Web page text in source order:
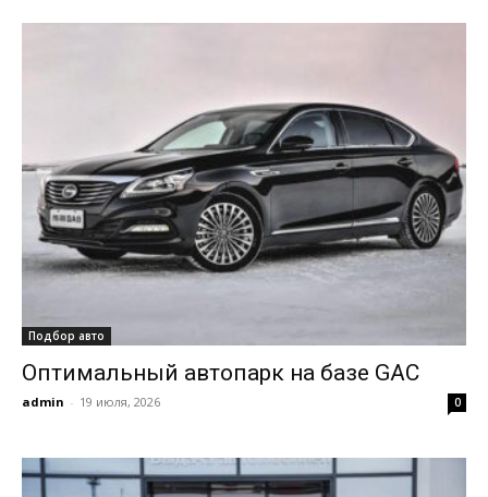
Подбор авто
Оптимальный автопарк на базе GAC
admin - 19 июля, 2026 0